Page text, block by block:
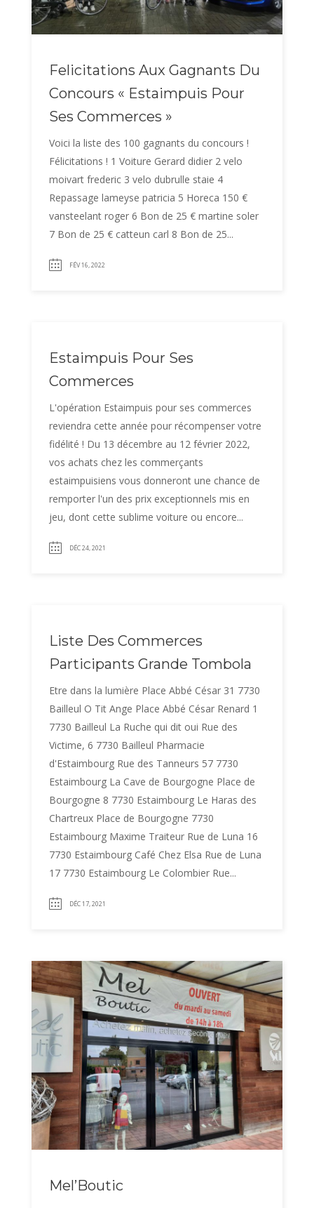
Felicitations Aux Gagnants Du
Concours « Estaimpuis Pour
Ses Commerces »
Voici la liste des 100 gagnants du concours !
Félicitations ! 1 Voiture Gerard didier 2 velo
moivart frederic 3 velo dubrulle staie 4
Repassage lameyse patricia 5 Horeca 150 €
vansteelant roger 6 Bon de 25 € martine soler
7 Bon de 25 € catteun carl 8 Bon de 25...
FÉV 16, 2022
Estaimpuis Pour Ses
Commerces
L'opération Estaimpuis pour ses commerces
reviendra cette année pour récompenser votre
fidélité ! Du 13 décembre au 12 février 2022,
vos achats chez les commerçants
estaimpuisiens vous donneront une chance de
remporter l'un des prix exceptionnels mis en
jeu, dont cette sublime voiture ou encore...
DÉC 24, 2021
Liste Des Commerces
Participants Grande Tombola
Etre dans la lumière Place Abbé César 31 7730
Bailleul O Tit Ange Place Abbé César Renard 1
7730 Bailleul La Ruche qui dit oui Rue des
Victime, 6 7730 Bailleul Pharmacie
d'Estaimbourg Rue des Tanneurs 57 7730
Estaimbourg La Cave de Bourgogne Place de
Bourgogne 8 7730 Estaimbourg Le Haras des
Chartreux Place de Bourgogne 7730
Estaimbourg Maxime Traiteur Rue de Luna 16
7730 Estaimbourg Café Chez Elsa Rue de Luna
17 7730 Estaimbourg Le Colombier Rue...
DÉC 17, 2021
Mel’Boutic